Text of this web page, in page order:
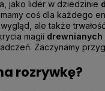
jako lider w dziedzinie
coś dla każdego
ale także
magii drewnianych
Zaczynamy
rozrywkę?